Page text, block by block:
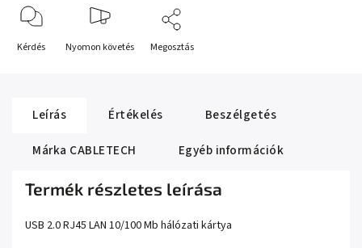
Kérdés Nyomon követés Megosztás
Leírás Értékelés
Beszélgetés
Márka CABLETECH Egyéb információk
Termék részletes leírása
USB 2.0 RJ45 LAN 10/100 Mb hálózati kártya